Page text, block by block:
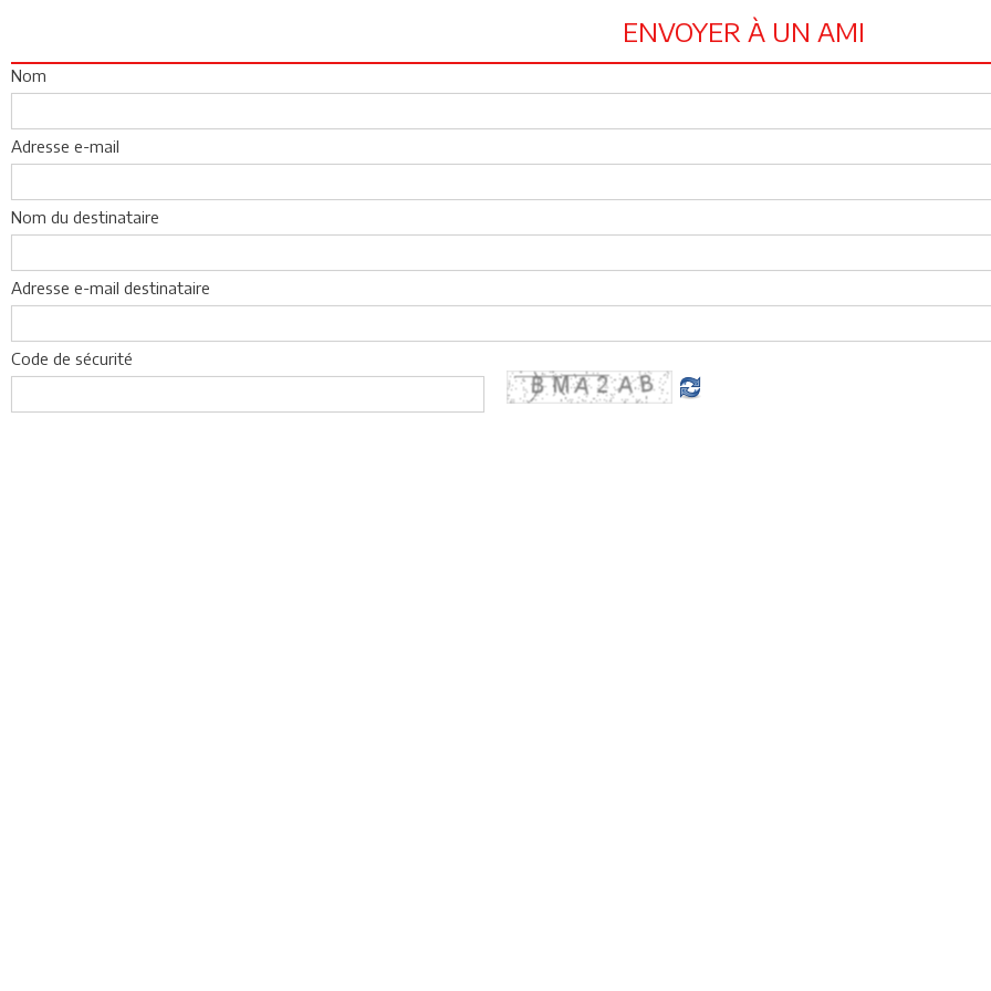
ENVOYER À UN AMI
Nom
Adresse e-mail
Nom du destinataire
Adresse e-mail destinataire
Code de sécurité